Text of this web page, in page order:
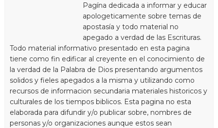
Pagína dedicada a informar y educar
apologeticamente sobre temas de
apostasía y todo material no
apegado a verdad de las Escrituras.
Todo material informativo presentado en esta pagina
tiene como fin edificar al creyente en el conocimiento de
la verdad de la Palabra de Dios presentando argumentos
solidos y fieles apegados a la misma y utilizando como
recursos de informacion secundaria materiales historicos y
culturales de los tiempos biblicos. Esta pagina no esta
elaborada para difundir y/o publicar sobre, nombres de
personas y/o organizaciones aunque estos sean